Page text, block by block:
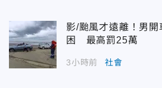
影/颱風才遠離！男
困 最高罰25萬
3小時前 社會